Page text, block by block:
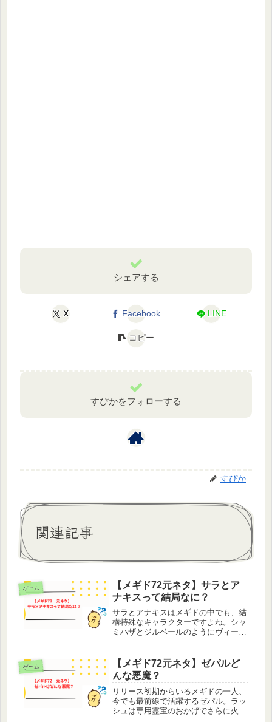
シェアする
X Facebook LINE
コピー
すぴかをフォローする
すぴか
関連記事
ゲーム
【メギド72元ネタ】サラとア
ナキスって結局なに？
サラとアナキスはメギドの中でも、結
構特殊なキャラクターですよね。シャ
ミハザとジルベールのようにヴィータ
あのアスモデウスに気に入られている
のですから。そんなサラとアナキスの
元...
ゲーム
【メギド72元ネタ】ゼパルど
んな悪魔？
リリース初期からいるメギドの一人、
今でも最前線で活躍するゼパル。ラッ
シュは専用霊宝のおかげでさらに火力